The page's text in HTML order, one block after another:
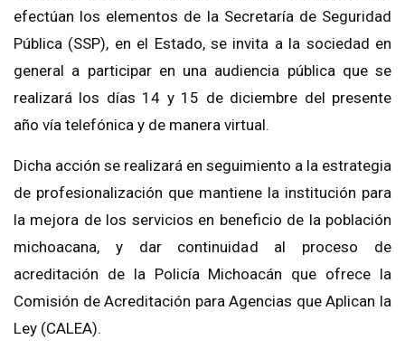
efectúan los elementos de la Secretaría de Seguridad
Pública (SSP), en el Estado, se invita a la sociedad en
general a participar en una audiencia pública que se
realizará los días 14 y 15 de diciembre del presente
año vía telefónica y de manera virtual.
Dicha acción se realizará en seguimiento a la estrategia
de profesionalización que mantiene la institución para
la mejora de los servicios en beneficio de la población
michoacana, y dar continuidad al proceso de
acreditación de la Policía Michoacán que ofrece la
Comisión de Acreditación para Agencias que Aplican la
Ley (CALEA).